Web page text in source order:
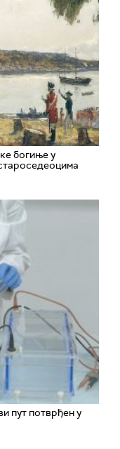
богиње у
пут потврђен у